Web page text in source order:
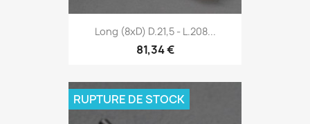
Long (8xD) D.21,5 - L.208...
81,34 €
RUPTURE DE STOCK